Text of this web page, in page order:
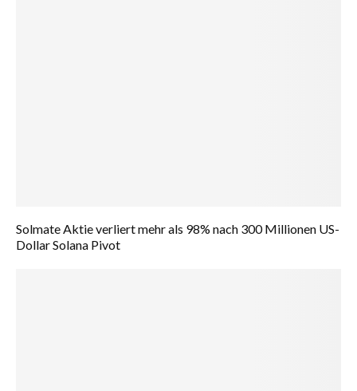
Solmate Aktie verliert mehr als 98% nach 300 Millionen US-
Dollar Solana Pivot